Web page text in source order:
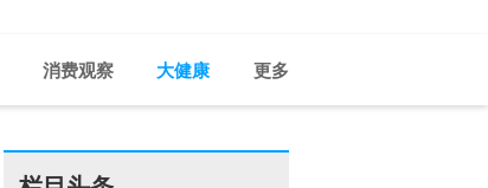
消费观察 大健康 更多